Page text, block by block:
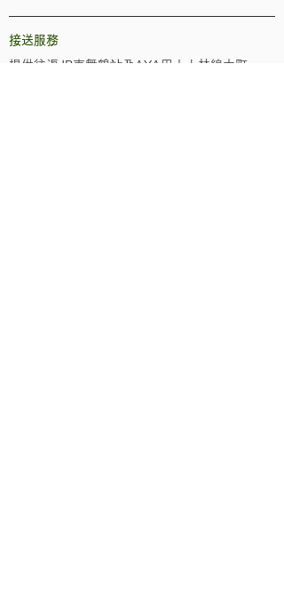
接送服務
提供往返JR東舞鶴站及AYA巴士上林線大町